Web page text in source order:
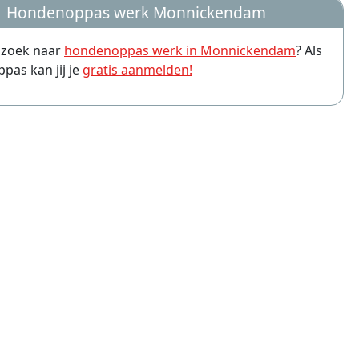
Groningen
Almere
Amersfoort
Arnhem
Hondenoppas werk Monnickendam
naar hondenoppas werk in Monnickendam? Als
kan jij je gratis aanmelden!